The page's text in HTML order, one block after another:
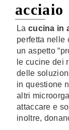
acciaio
La cucina in
perfetta nelle
un aspetto
le cucine dei
delle
in questione
altri
attaccare e
inoltre,